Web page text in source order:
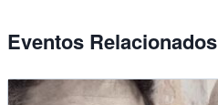
Eventos Relacionados